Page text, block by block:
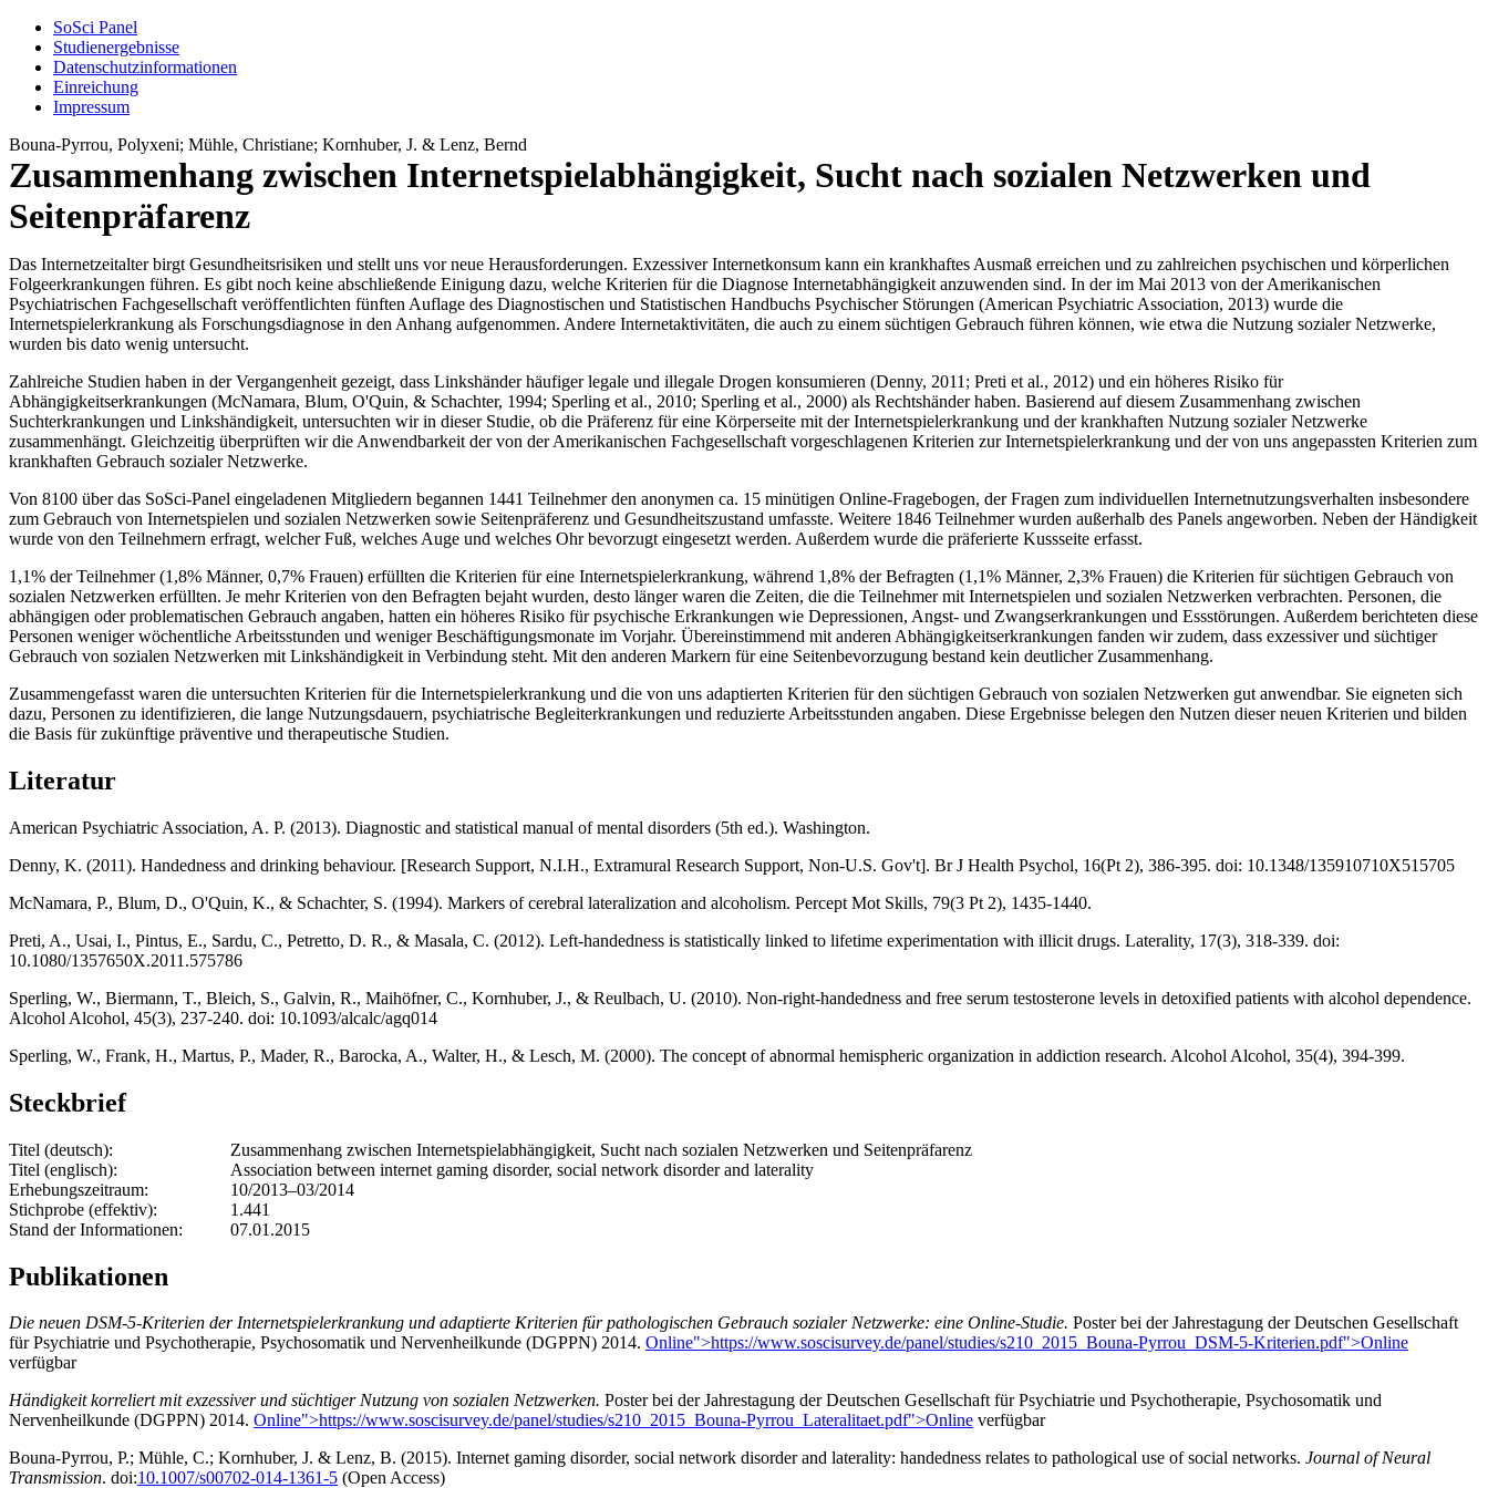
SoSci Panel
Studienergebnisse
Datenschutzinformationen
Einreichung
Impressum
Bouna-Pyrrou, Polyxeni; Mühle, Christiane; Kornhuber, J. & Lenz, Bernd
Zusammenhang zwischen Internetspielabhängigkeit, Sucht nach sozialen Netzwerken und
Seitenpräfarenz
Das Internetzeitalter birgt Gesundheitsrisiken und stellt uns vor neue Herausforderungen. Exzessiver Internetkonsum kann ein krankhaftes Ausmaß erreichen und zu zahlreichen psychischen und körperlichen
Folgeerkrankungen führen. Es gibt noch keine abschließende Einigung dazu, welche Kriterien für die Diagnose Internetabhängigkeit anzuwenden sind. In der im Mai 2013 von der Amerikanischen
Psychiatrischen Fachgesellschaft veröffentlichten fünften Auflage des Diagnostischen und Statistischen Handbuchs Psychischer Störungen (American Psychiatric Association, 2013) wurde die
Internetspielerkrankung als Forschungsdiagnose in den Anhang aufgenommen. Andere Internetaktivitäten, die auch zu einem süchtigen Gebrauch führen können, wie etwa die Nutzung sozialer Netzwerke,
wurden bis dato wenig untersucht.
Zahlreiche Studien haben in der Vergangenheit gezeigt, dass Linkshänder häufiger legale und illegale Drogen konsumieren (Denny, 2011; Preti et al., 2012) und ein höheres Risiko für
Abhängigkeitserkrankungen (McNamara, Blum, O'Quin, & Schachter, 1994; Sperling et al., 2010; Sperling et al., 2000) als Rechtshänder haben. Basierend auf diesem Zusammenhang zwischen
Suchterkrankungen und Linkshändigkeit, untersuchten wir in dieser Studie, ob die Präferenz für eine Körperseite mit der Internetspielerkrankung und der krankhaften Nutzung sozialer Netzwerke
zusammenhängt. Gleichzeitig überprüften wir die Anwendbarkeit der von der Amerikanischen Fachgesellschaft vorgeschlagenen Kriterien zur Internetspielerkrankung und der von uns angepassten Kriterien zum
krankhaften Gebrauch sozialer Netzwerke.
Von 8100 über das SoSci-Panel eingeladenen Mitgliedern begannen 1441 Teilnehmer den anonymen ca. 15 minütigen Online-Fragebogen, der Fragen zum individuellen Internetnutzungsverhalten insbesondere
zum Gebrauch von Internetspielen und sozialen Netzwerken sowie Seitenpräferenz und Gesundheitszustand umfasste. Weitere 1846 Teilnehmer wurden außerhalb des Panels angeworben. Neben der Händigkeit
wurde von den Teilnehmern erfragt, welcher Fuß, welches Auge und welches Ohr bevorzugt eingesetzt werden. Außerdem wurde die präferierte Kussseite erfasst.
1,1% der Teilnehmer (1,8% Männer, 0,7% Frauen) erfüllten die Kriterien für eine Internetspielerkrankung, während 1,8% der Befragten (1,1% Männer, 2,3% Frauen) die Kriterien für süchtigen Gebrauch von
sozialen Netzwerken erfüllten. Je mehr Kriterien von den Befragten bejaht wurden, desto länger waren die Zeiten, die die Teilnehmer mit Internetspielen und sozialen Netzwerken verbrachten. Personen, die
abhängigen oder problematischen Gebrauch angaben, hatten ein höheres Risiko für psychische Erkrankungen wie Depressionen, Angst- und Zwangserkrankungen und Essstörungen. Außerdem berichteten diese
Personen weniger wöchentliche Arbeitsstunden und weniger Beschäftigungsmonate im Vorjahr. Übereinstimmend mit anderen Abhängigkeitserkrankungen fanden wir zudem, dass exzessiver und süchtiger
Gebrauch von sozialen Netzwerken mit Linkshändigkeit in Verbindung steht. Mit den anderen Markern für eine Seitenbevorzugung bestand kein deutlicher Zusammenhang.
Zusammengefasst waren die untersuchten Kriterien für die Internetspielerkrankung und die von uns adaptierten Kriterien für den süchtigen Gebrauch von sozialen Netzwerken gut anwendbar. Sie eigneten sich
dazu, Personen zu identifizieren, die lange Nutzungsdauern, psychiatrische Begleiterkrankungen und reduzierte Arbeitsstunden angaben. Diese Ergebnisse belegen den Nutzen dieser neuen Kriterien und bilden
die Basis für zukünftige präventive und therapeutische Studien.
Literatur
American Psychiatric Association, A. P. (2013). Diagnostic and statistical manual of mental disorders (5th ed.). Washington.
Denny, K. (2011). Handedness and drinking behaviour. [Research Support, N.I.H., Extramural Research Support, Non-U.S. Gov't]. Br J Health Psychol, 16(Pt 2), 386-395. doi: 10.1348/135910710X515705
McNamara, P., Blum, D., O'Quin, K., & Schachter, S. (1994). Markers of cerebral lateralization and alcoholism. Percept Mot Skills, 79(3 Pt 2), 1435-1440.
Preti, A., Usai, I., Pintus, E., Sardu, C., Petretto, D. R., & Masala, C. (2012). Left-handedness is statistically linked to lifetime experimentation with illicit drugs. Laterality, 17(3), 318-339. doi:
10.1080/1357650X.2011.575786
Sperling, W., Biermann, T., Bleich, S., Galvin, R., Maihöfner, C., Kornhuber, J., & Reulbach, U. (2010). Non-right-handedness and free serum testosterone levels in detoxified patients with alcohol dependence.
Alcohol Alcohol, 45(3), 237-240. doi: 10.1093/alcalc/agq014
Sperling, W., Frank, H., Martus, P., Mader, R., Barocka, A., Walter, H., & Lesch, M. (2000). The concept of abnormal hemispheric organization in addiction research. Alcohol Alcohol, 35(4), 394-399.
Steckbrief
Titel (deutsch):
Zusammenhang zwischen Internetspielabhängigkeit, Sucht nach sozialen Netzwerken und Seitenpräfarenz
Titel (englisch):
Association between internet gaming disorder, social network disorder and laterality
Erhebungszeitraum:
10/2013–03/2014
Stichprobe (effektiv):
1.441
Stand der Informationen:
07.01.2015
Publikationen
Die neuen DSM-5-Kriterien der Internetspielerkrankung und adaptierte Kriterien für pathologischen Gebrauch sozialer Netzwerke: eine Online-Studie. Poster bei der Jahrestagung der Deutschen Gesellschaft
für Psychiatrie und Psychotherapie, Psychosomatik und Nervenheilkunde (DGPPN) 2014. Online">https://www.soscisurvey.de/panel/studies/s210_2015_Bouna-Pyrrou_DSM-5-Kriterien.pdf">Online
verfügbar
Händigkeit korreliert mit exzessiver und süchtiger Nutzung von sozialen Netzwerken. Poster bei der Jahrestagung der Deutschen Gesellschaft für Psychiatrie und Psychotherapie, Psychosomatik und
Nervenheilkunde (DGPPN) 2014. Online">https://www.soscisurvey.de/panel/studies/s210_2015_Bouna-Pyrrou_Lateralitaet.pdf">Online verfügbar
Bouna-Pyrrou, P.; Mühle, C.; Kornhuber, J. & Lenz, B. (2015). Internet gaming disorder, social network disorder and laterality: handedness relates to pathological use of social networks. Journal of Neural
Transmission. doi:10.1007/s00702-014-1361-5 (Open Access)